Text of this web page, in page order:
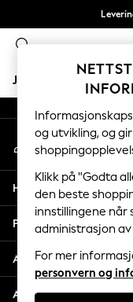
JENTER GUTTER
GIRLS
New In
50 - 92cm
98 - 110cm
116 - 134cm
140 - 174cm
Trending:
Trending:
Toy Story
THE SET
An error occurred on
Min konto
Logg inn på kontoen
Hjelp
Personvern & Juridisk
Avdelinger
Andre tjenester
og utvikling, og
Klikk på "Godta
den beste
innstillingene når
administrasjon
For mer
personvern og